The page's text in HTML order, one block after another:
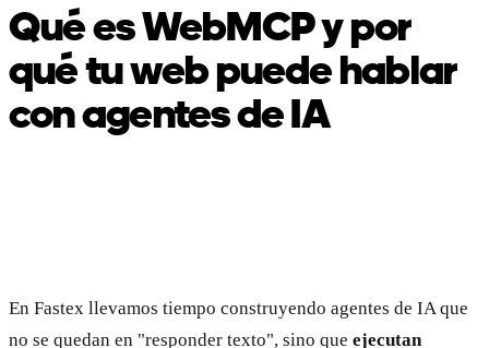
Qué es WebMCP y por
qué tu web puede hablar
con agentes de IA
En Fastex llevamos tiempo construyendo agentes de IA que
no se quedan en "responder texto", sino que ejecutan